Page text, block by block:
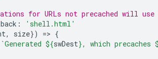
for URLs not precached will use
:
'shell.html'
, size}) => {
`Generated ${swDest}, which precaches